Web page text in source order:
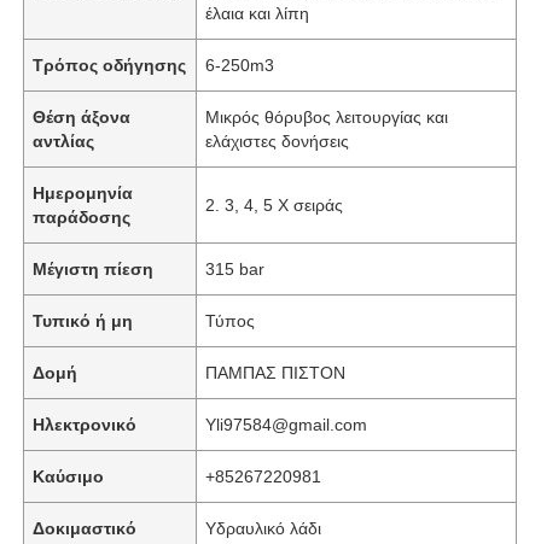
Σπίτι
έλαια και λίπη
Τρόπος οδήγησης 6-250m3
Θέση άξονα
αντλίας
Μικρός θόρυβος λειτουργίας και
ελάχιστες δονήσεις
Ημερομηνία
παράδοσης
2. 3, 4, 5 X σειράς
Μέγιστη πίεση 315 bar
Τυπικό ή μη Τύπος
Δομή ΠΑΜΠΑΣ ΠΙΣΤΟΝ
Ηλεκτρονικό Yli97584@gmail.com
Καύσιμο +85267220981
Δοκιμαστικό Υδραυλικό λάδι